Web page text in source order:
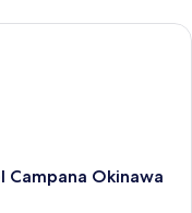
Chambre
Campana Okinawa
Okinawa